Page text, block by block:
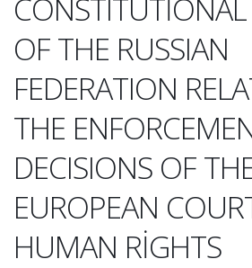
OF THE RUSSIAN
FEDERATION
THE
DECISIONS OF
EUROPEAN
HUMAN RİGHTS